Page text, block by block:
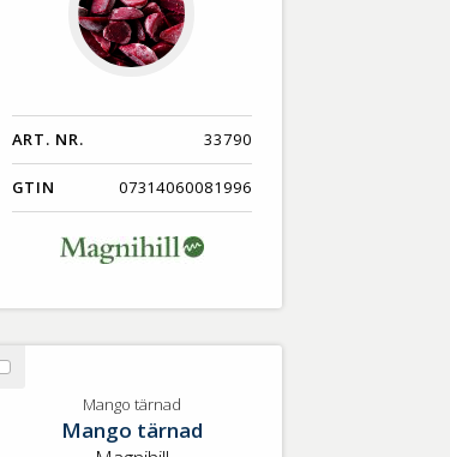
ART. NR. 33790
GTIN 07314060081996
Välj
Mango tärnad
Mango tärnad